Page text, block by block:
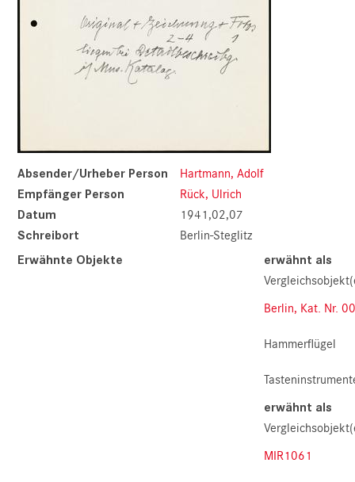
Absender/Urheber Person Hartmann, Adolf
Empfänger Person Rück, Ulrich
Datum 1941,02,07
Schreibort Berlin-Steglitz
Erwähnte Objekte erwähnt als
Berlin, Kat. Nr.
Hammerflügel
erwähnt als
MIR1061